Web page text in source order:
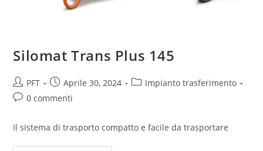
Silomat Trans Plus 145
PFT Aprile 30, 2024
Impianto trasferimento
0 commenti
Il sistema di trasporto compatto e facile da trasportare